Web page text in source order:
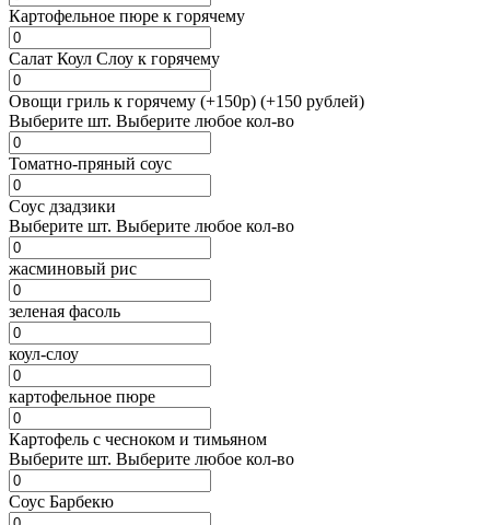
Картофельное пюре к горячему
Салат Коул Слоу к горячему
Овощи гриль к горячему (+150р) (+150 рублей)
Выберите шт. Выберите любое кол-во
Томатно-пряный соус
Соус дзадзики
Выберите шт. Выберите любое кол-во
жасминовый рис
зеленая фасоль
коул-слоу
картофельное пюре
Картофель с чесноком и тимьяном
Выберите шт. Выберите любое кол-во
Соус Барбекю